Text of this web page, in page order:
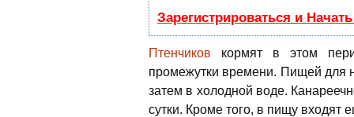
Зарегистрироваться и
Птенчиков кормят в этом
промежутки времени. Пищей для
затем в холодной воде.
сутки. Кроме того, в пищу входят